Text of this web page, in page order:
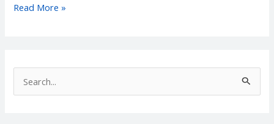
Pelatihan
Manajemen
Read More »
e